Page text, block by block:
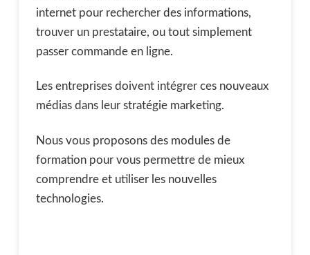
internet pour rechercher des informations,
trouver un prestataire, ou tout simplement
passer commande en ligne.
Les entreprises doivent intégrer ces nouveaux
médias dans leur stratégie marketing.
Nous vous proposons des modules de
formation pour vous permettre de mieux
comprendre et utiliser les nouvelles
technologies.